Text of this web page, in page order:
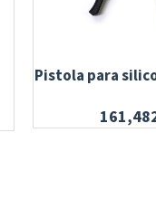
Pistola para